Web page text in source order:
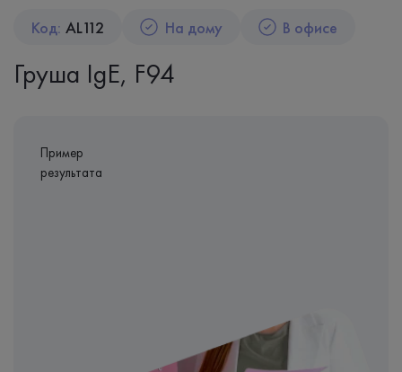
Код: AL112 На дому В офисе
Груша IgE, F94
Пример
результата